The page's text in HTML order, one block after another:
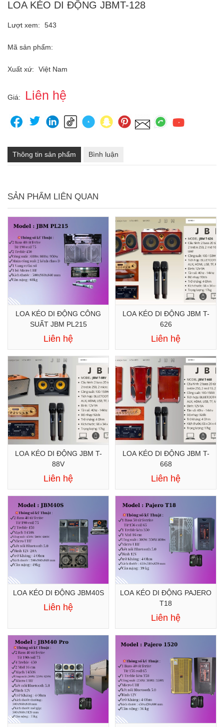
LOA KÉO DI ĐỘNG JBMT-128
Lượt xem: 543
Mã sản phẩm:
Xuất xứ: Việt Nam
Giá: Liên hệ
Thông tin sản phẩm Bình luận
SẢN PHẨM LIÊN QUAN
LOA KÉO DI ĐỘNG CÔNG
SUẤT JBM PL215
Liên hệ
LOA KÉO DI ĐỘNG JBM T-
626
Liên hệ
LOA KÉO DI ĐỘNG JBM T-
88V
Liên hệ
LOA KÉO DI ĐỘNG JBM T-
668
Liên hệ
LOA KÉO DI ĐỘNG JBM40S
Liên hệ
LOA KÉO DI ĐỘNG PAJERO
T18
Liên hệ